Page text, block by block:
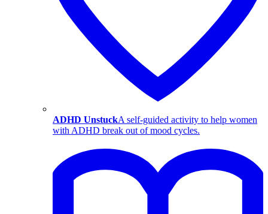
ADHD UnstuckA self-guided activity to help women
with ADHD break out of mood cycles.